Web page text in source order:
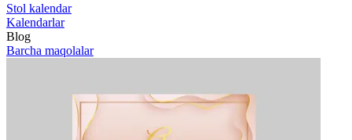
Stol kalendar
Kalendarlar
Blog
Barcha maqolalar